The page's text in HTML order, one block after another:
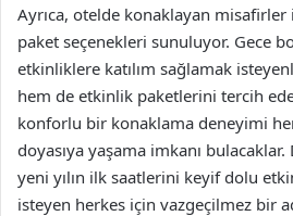
Ayrıca, otelde konaklayan
paket seçenekleri sunuluyor. Gece
etkinliklere katılım sağlamak
hem de etkinlik paketlerini tercih
konforlu bir konaklama deneyimi
doyasıya yaşama imkanı
yeni yılın ilk saatlerini keyif dolu
isteyen herkes için vazgeçilmez bir